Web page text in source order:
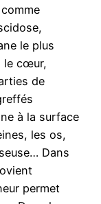
le plus
le cœur,
de
à la surface
les os,
Dans
permet